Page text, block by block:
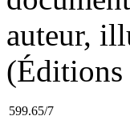
auteur,
599.65/7